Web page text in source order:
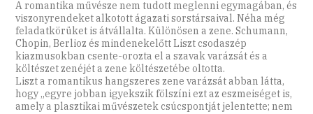
A romantika művésze nem tudott meglenni egymagában, és
viszonyrendeket alkotott ágazati sorstársaival. Néha még
feladatkörüket is átvállalta. Különösen a zene. Schumann,
Chopin, Berlioz és mindenekelőtt Liszt csodaszép
kiazmusokban csente-orozta el a szavak varázsát és a
költészet zenéjét a zene költészetébe oltotta.
Liszt a romantikus hangszeres zene varázsát abban látta,
hogy „egyre jobban igyekszik fölszíni ezt az eszmeiséget is,
amely a plasztikai művészetek csúcspontját jelentette; nem